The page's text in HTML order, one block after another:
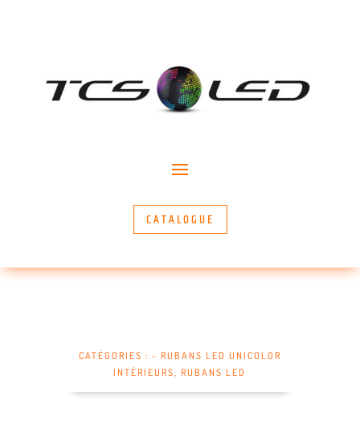
CATALOGUE
CATÉGORIES : ~ RUBANS LED UNICOLOR
INTÉRIEURS,RUBANS LED